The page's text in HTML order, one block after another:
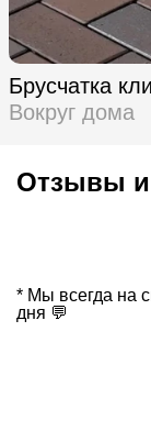
Брусчатка
Вокруг дома
Отзывы
* Мы всегда на
дня 💬